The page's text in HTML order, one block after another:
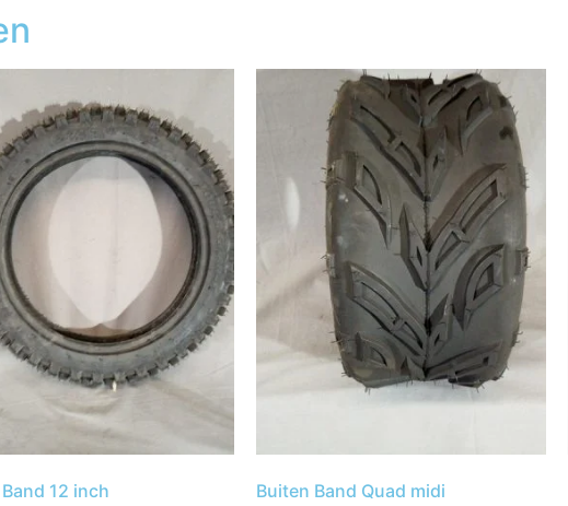
12 inch Buiten Band Quad midi